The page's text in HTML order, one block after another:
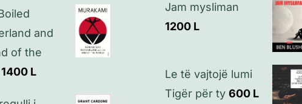
and
of the
1400 L
Jam mysliman
1200 L
Le të vajtojë lumi
Tigër për ty 600 L